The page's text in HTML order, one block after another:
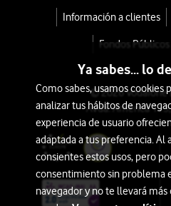
Información a clientes
Fondos Públicos
© 2026 Vodafone
Avda. América
Ya sabes... lo
Como sabes, usamos cookies
analizar tus hábitos de
experiencia de usuario
adaptada a tus preferencia. Al
consientes estos usos, pero
consentimiento sin problema
navegador y no te llevará